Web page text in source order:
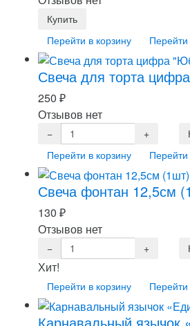
Перейти в корзину Перейти
Свеча для торта
250 ₽
Отзывов нет
Перейти в корзину Перейти
Свеча фонтан 12,5см
130 ₽
Отзывов нет
Хит!
Перейти в корзину Перейти